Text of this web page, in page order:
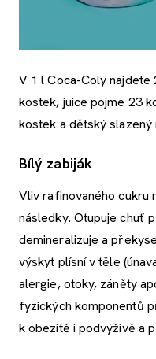
V 1 l Coca-Coly
kostek, juice pojme 23
kostek a dětský slazený
Bílý zabiják
Vliv rafinovaného cukru
následky. Otupuje chuť
demineralizuje a
výskyt plísní v těle
alergie, otoky, záněty
fyzických komponentů
k obezitě i podvýživě a